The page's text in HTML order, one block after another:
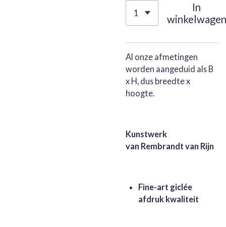
In
winkelwagen
Al onze afmetingen
worden aangeduid als B
x H, dus breedte x
hoogte.
Kunstwerk
van Rembrandt van Rijn
Fine-art giclée
afdruk kwaliteit